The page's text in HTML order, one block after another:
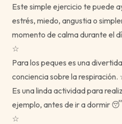
Este simple ejercicio te puede
estrés, miedo, angustia o
momento de calma durante el
☆
Para los peques es una
conciencia sobre la respiración.
Es una linda actividad para
ejemplo, antes de ir a dormir
☆